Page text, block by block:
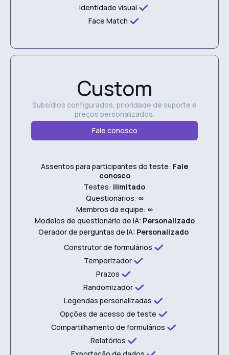
Identidade visual
Face Match
Custom
Subsídios configurados, prioridade de suporte e
preços personalizados.
Fale conosco
Assentos para participantes do teste: Fale
conosco
Testes: Ilimitado
Questionários: ∞
Membros da equipe: ∞
Modelos de questionário de IA: Personalizado
Gerador de perguntas de IA: Personalizado
Construtor de formulários
Temporizador
Prazos
Randomizador
Legendas personalizadas
Opções de acesso de teste
Compartilhamento de formulários
Relatórios